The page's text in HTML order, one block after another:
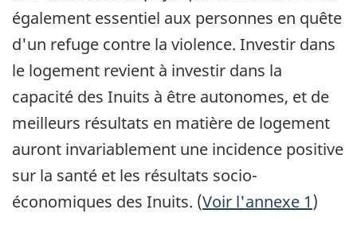
également essentiel aux personnes en quête
d'un refuge contre la violence. Investir dans
le logement revient à investir dans la
capacité des Inuits à être autonomes, et de
meilleurs résultats en matière de logement
auront invariablement une incidence positive
sur la santé et les résultats socio-
économiques des Inuits. (Voir l'annexe 1)